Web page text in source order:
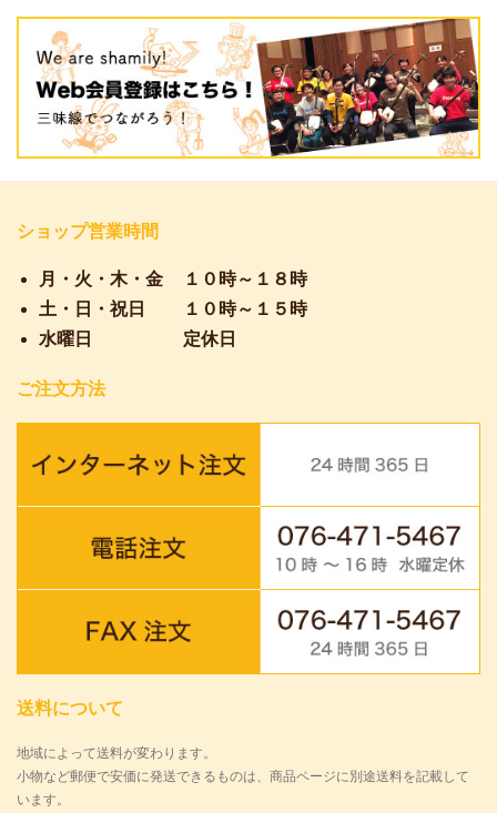
ショップ営業時間
月・火・木・金
１０時～１８時
土・日・祝日
１０時～１５時
水曜日
定休日
ご注文方法
送料について
地域によって送料が変わります。
小物など郵便で安価に発送できるものは、商品ページに別途送料を記載して
います。